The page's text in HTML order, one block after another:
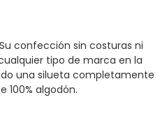
confección sin costuras ni
tipo de marca en la
una silueta completamente
100% algodón.